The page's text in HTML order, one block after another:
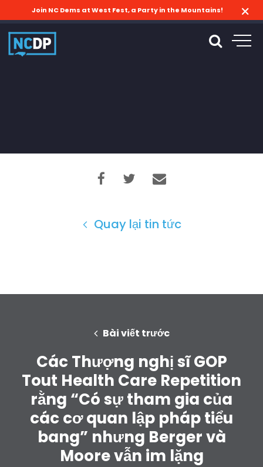
Join NC Dems at West Fest, a Party in the Mountains!
Quay lại tin tức
Bài viết trước
Các Thượng nghị sĩ GOP
Tout Health Care Repetition
rằng “Có sự tham gia của
các cơ quan lập pháp tiểu
bang” nhưng Berger và
Moore vẫn im lặng